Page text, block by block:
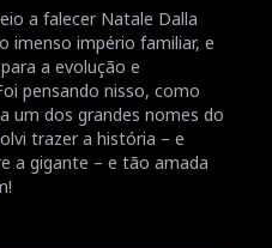
a falecer Natale Dalla
imenso império familiar, e
a evolução e
pensando nisso, como
um dos grandes nomes do
trazer a história – e
a gigante – e tão amada